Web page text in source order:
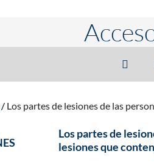
Los partes de lesiones de las
Los partes de
lesiones que